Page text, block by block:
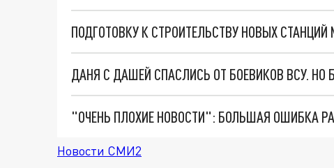
ДАНЯ С ДАШЕЙ СПАСЛИСЬ ОТ БОЕВИКОВ ВСУ.
Новости СМИ2